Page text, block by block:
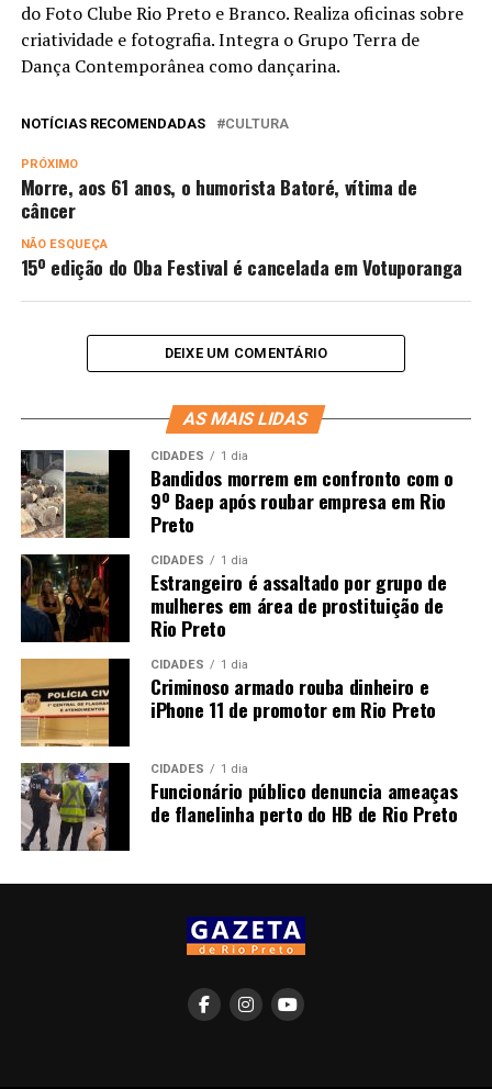
do Foto Clube Rio Preto e Branco. Realiza oficinas sobre
criatividade e fotografia. Integra o Grupo Terra de
Dança Contemporânea como dançarina.
NOTÍCIAS RECOMENDADAS CULTURA
PRÓXIMO
Morre, aos 61 anos, o humorista Batoré, vítima de
câncer
NÃO ESQUEÇA
15º edição do Oba Festival é cancelada em Votuporanga
DEIXE UM COMENTÁRIO
AS MAIS LIDAS
CIDADES 1 dia
Bandidos morrem em confronto com o
9º Baep após roubar empresa em Rio
Preto
CIDADES 1 dia
Estrangeiro é assaltado por grupo de
mulheres em área de prostituição de
Rio Preto
CIDADES 1 dia
Criminoso armado rouba dinheiro e
iPhone 11 de promotor em Rio Preto
CIDADES 1 dia
Funcionário público denuncia ameaças
de flanelinha perto do HB de Rio Preto